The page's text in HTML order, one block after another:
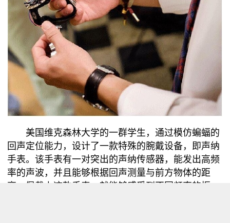
美国维克森林大学的一群学生，通过模仿蝙蝠的
回声定位能力，设计了一款特殊的腕戴设备，即声纳
手表。该手表有一对突出的声纳传感器，能发出高频
率的声波，并且能够根据回声测量与前方物体的距
离。佩戴上这款手表，就能够感受到不同频率的振